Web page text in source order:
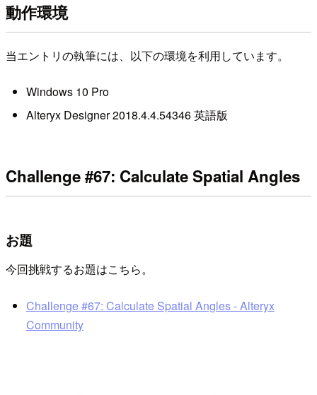
動作環境
当エントリの執筆には、以下の環境を利用しています。
Windows 10 Pro
Alteryx Designer 2018.4.4.54346 英語版
Challenge #67: Calculate Spatial Angles
お題
今回挑戦するお題はこちら。
Challenge #67: Calculate Spatial Angles - Alteryx
Community